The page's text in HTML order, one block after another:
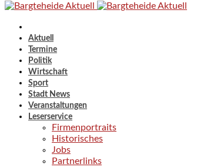
Aktuell
Termine
Politik
Wirtschaft
Sport
Stadt News
Veranstaltungen
Leserservice
Firmenportraits
Historisches
Jobs
Partnerlinks